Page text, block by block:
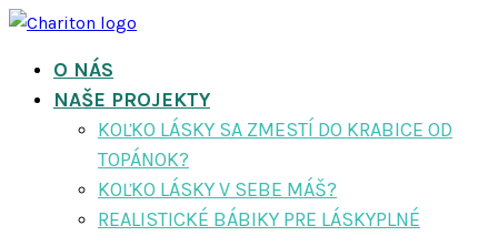
O NÁS
NAŠE PROJEKTY
KOĽKO LÁSKY SA ZMESTÍ DO KRABICE OD
TOPÁNOK?
KOĽKO LÁSKY V SEBE MÁŠ?
REALISTICKÉ BÁBIKY PRE LÁSKYPLNÉ